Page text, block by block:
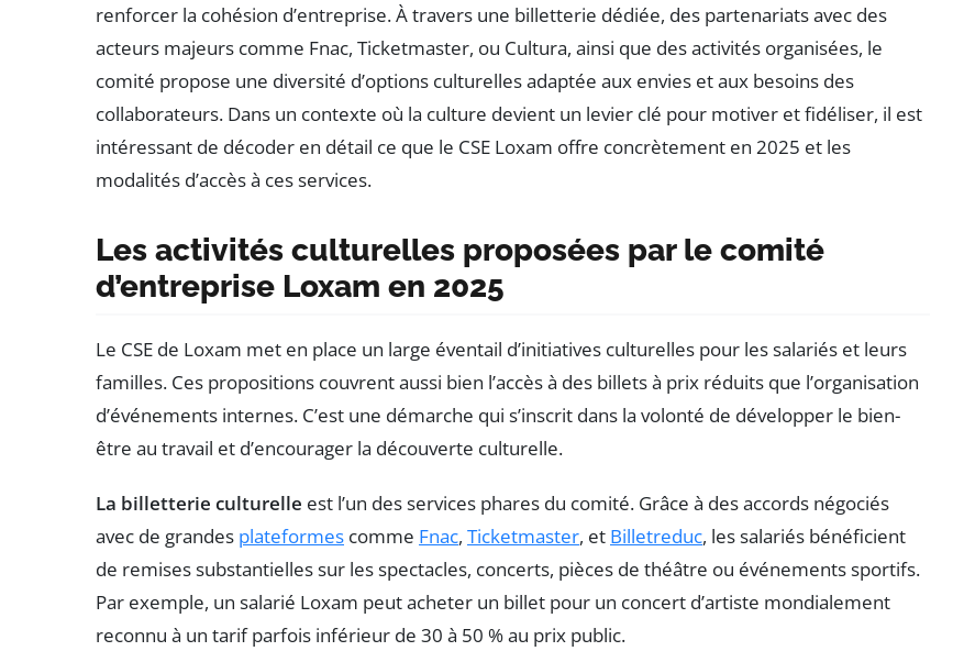
renforcer la cohésion d’entreprise. À travers une billetterie dédiée, des partenariats avec des
acteurs majeurs comme Fnac, Ticketmaster, ou Cultura, ainsi que des activités organisées, le
comité propose une diversité d’options culturelles adaptée aux envies et aux besoins des
collaborateurs. Dans un contexte où la culture devient un levier clé pour motiver et fidéliser, il est
intéressant de décoder en détail ce que le CSE Loxam offre concrètement en 2025 et les
modalités d’accès à ces services.
Les activités culturelles proposées par le comité
d’entreprise Loxam en 2025
Le CSE de Loxam met en place un large éventail d’initiatives culturelles pour les salariés et leurs
familles. Ces propositions couvrent aussi bien l’accès à des billets à prix réduits que l’organisation
d’événements internes. C’est une démarche qui s’inscrit dans la volonté de développer le bien-
être au travail et d’encourager la découverte culturelle.
La billetterie culturelle est l’un des services phares du comité. Grâce à des accords négociés
avec de grandes plateformes comme Fnac, Ticketmaster, et Billetreduc, les salariés bénéficient
de remises substantielles sur les spectacles, concerts, pièces de théâtre ou événements sportifs.
Par exemple, un salarié Loxam peut acheter un billet pour un concert d’artiste mondialement
reconnu à un tarif parfois inférieur de 30 à 50 % au prix public.